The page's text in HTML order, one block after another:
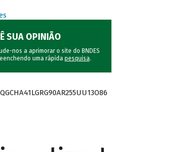
SUA OPINIÃO
nos a aprimorar o site do BNDES
uma rápida pesquisa.